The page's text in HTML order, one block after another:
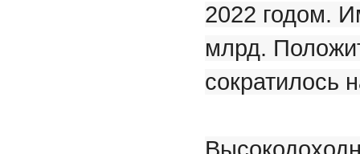
2022 годом.
млрд.
сократилось